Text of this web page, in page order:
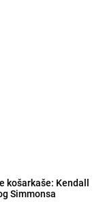
košarkaše: Kendall
Simmonsa